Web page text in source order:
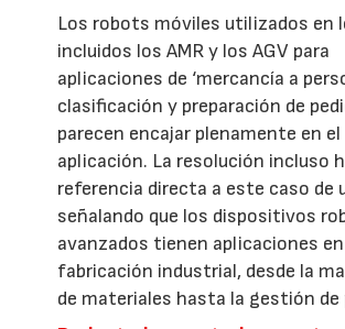
Los robots móviles utilizados en
incluidos los AMR y los AGV para
aplicaciones de ‘mercancía a
clasificación y preparación de
parecen encajar plenamente en
aplicación. La resolución incluso
referencia directa a este caso de
señalando que los dispositivos
avanzados tienen aplicaciones
fabricación industrial, desde la
de materiales hasta la gestión de